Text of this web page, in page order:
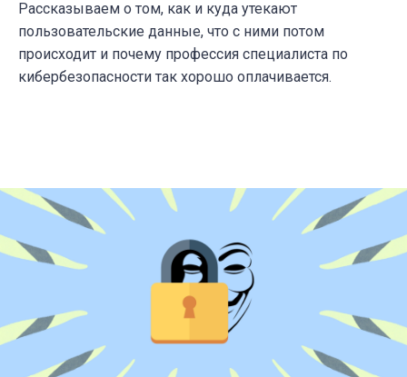
Рассказываем о том, как и куда утекают
пользовательские данные, что с ними потом
происходит и почему профессия специалиста по
кибербезопасности так хорошо оплачивается.